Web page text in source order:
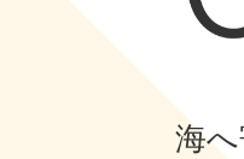
海